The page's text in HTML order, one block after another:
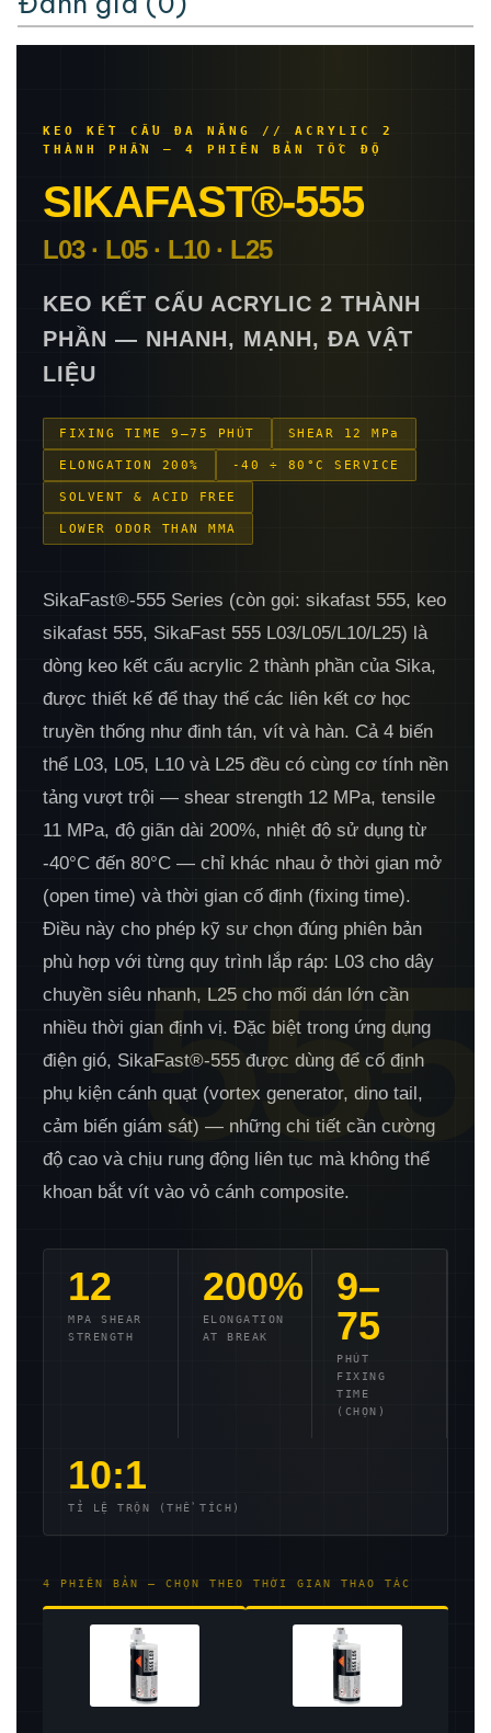
555
KEO KẾT CẤU ĐA NĂNG // ACRYLIC 2
THÀNH PHẦN — 4 PHIÊN BẢN TỐC ĐỘ
SIKAFAST®-555
L03 · L05 · L10 · L25
KEO KẾT CẤU ACRYLIC 2 THÀNH
PHẦN — NHANH, MẠNH, ĐA VẬT
LIỆU
FIXING TIME 9–75 PHÚT SHEAR 12 MPa
ELONGATION 200% -40 ÷ 80°C SERVICE
SOLVENT & ACID FREE
LOWER ODOR THAN MMA
SikaFast®-555 Series (còn gọi: sikafast 555, keo
sikafast 555, SikaFast 555 L03/L05/L10/L25) là
dòng keo kết cấu acrylic 2 thành phần của Sika,
được thiết kế để thay thế các liên kết cơ học
truyền thống như đinh tán, vít và hàn. Cả 4 biến
thể L03, L05, L10 và L25 đều có cùng cơ tính nền
tảng vượt trội — shear strength 12 MPa, tensile
11 MPa, độ giãn dài 200%, nhiệt độ sử dụng từ
-40°C đến 80°C — chỉ khác nhau ở thời gian mở
(open time) và thời gian cố định (fixing time).
Điều này cho phép kỹ sư chọn đúng phiên bản
phù hợp với từng quy trình lắp ráp: L03 cho dây
chuyền siêu nhanh, L25 cho mối dán lớn cần
nhiều thời gian định vị. Đặc biệt trong ứng dụng
điện gió, SikaFast®-555 được dùng để cố định
phụ kiện cánh quạt (vortex generator, dino tail,
cảm biến giám sát) — những chi tiết cần cường
độ cao và chịu rung động liên tục mà không thể
khoan bắt vít vào vỏ cánh composite.
12
MPA SHEAR
STRENGTH
200%
ELONGATION
AT BREAK
9–
75
PHÚT
FIXING
TIME
(CHỌN)
10:1
TỈ LỆ TRỘN (THỂ TÍCH)
4 PHIÊN BẢN — CHỌN THEO THỜI GIAN THAO TÁC